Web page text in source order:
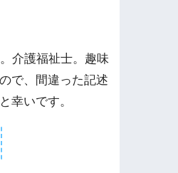
介護福祉士。趣味
で、間違った記述
幸いです。